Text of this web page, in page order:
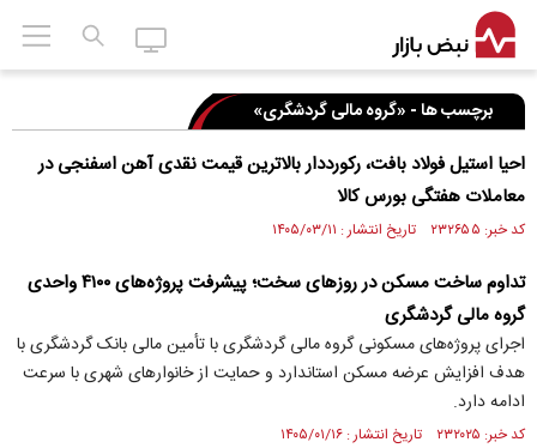
برچسب ها - «گروه مالی گردشگری»
احیا استیل فولاد بافت، رکورددار بالاترین قیمت نقدی آهن اسفنجی در
معاملات هفتگی بورس کالا
کد خبر: ۲۳۲۶۵۵ تاریخ انتشار : ۱۴۰۵/۰۳/۱۱
تداوم ساخت مسکن در روز‌های سخت؛ پیشرفت پروژه‌های ۴۱۰۰ واحدی
گروه مالی گردشگری
اجرای پروژه‌های مسکونی گروه مالی گردشگری با تأمین مالی بانک گردشگری با
هدف افزایش عرضه مسکن استاندارد و حمایت از خانوار‌های شهری با سرعت
ادامه دارد.
کد خبر: ۲۳۲۰۲۵ تاریخ انتشار : ۱۴۰۵/۰۱/۱۶